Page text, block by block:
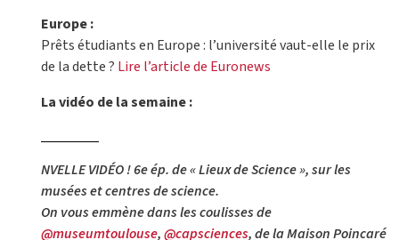
Europe :
Prêts étudiants en Europe : l’université vaut-elle le prix
de la dette ? Lire l’article de Euronews
La vidéo de la semaine :
NVELLE VIDÉO ! 6e ép. de « Lieux de Science », sur les
musées et centres de science.
On vous emmène dans les coulisses de
@museumtoulouse,@capsciences, de la Maison Poincaré